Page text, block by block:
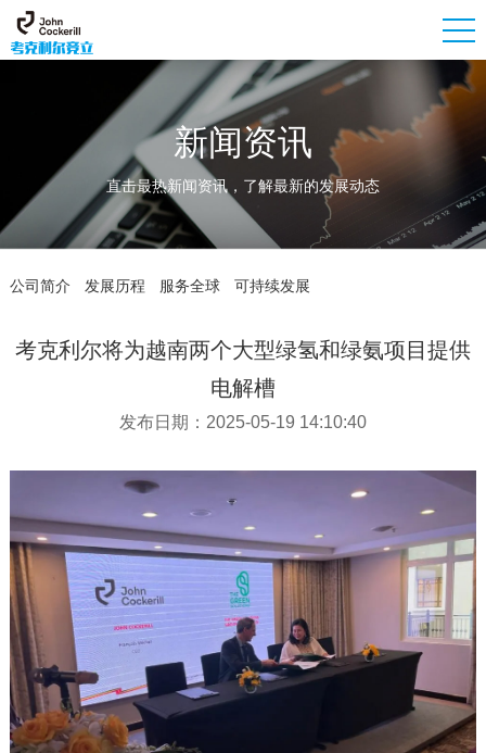
新闻资讯
直击最热新闻资讯，了解最新的发展动态
公司简介 发展历程 服务全球 可持续发展
考克利尔将为越南两个大型绿氢和绿氨项目提供
电解槽
发布日期：2025-05-19 14:10:40